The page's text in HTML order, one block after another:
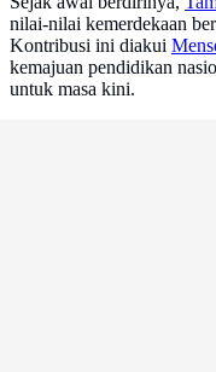
nilai-nilai kemerdekaan
Kontribusi ini diakui
kemajuan pendidikan
untuk masa kini.